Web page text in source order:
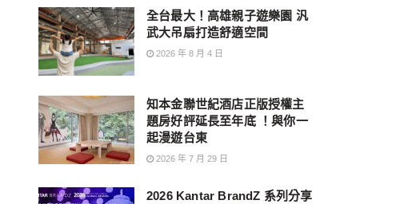
全台最大！高雄親子遊樂園 汎
武大吊扇打造舒適空間
2026 年 8 月 4 日
知本金聯世紀酒店正版授權主
題房好評延長至年底 ！與你一
起漫遊台東
2026 年 7 月 29 日
2026 Kantar BrandZ 系列分享